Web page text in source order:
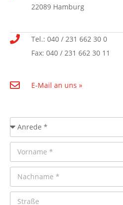
22089 Hamburg
Tel.: 040 / 231 662 30 0
Fax: 040 / 231 662 30 11
E-Mail an uns »